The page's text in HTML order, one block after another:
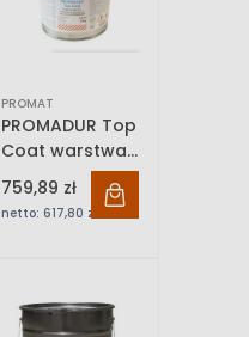
PROMAT
PROMADUR Top
Coat warstwa
nawierzchniowa
759,89 zł
netto: 617,80 zł